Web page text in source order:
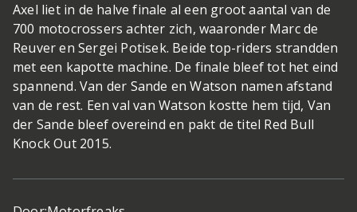
Axel liet in de halve finale al een groot aantal van de
700 motocrossers achter zich, waaronder Marc de
Reuver en Sergei Potisek. Beide top-riders strandden
met een kapotte machine. De finale bleef tot het eind
spannend. Van der Sande en Watson namen afstand
van de rest. Een val van Watson kostte hem tijd, Van
der Sande bleef overeind en pakt de titel Red Bull
Knock Out 2015.